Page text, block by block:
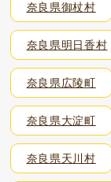
奈良県御杖村
奈良県明日香村
奈良県広陵町
奈良県大淀町
奈良県天川村